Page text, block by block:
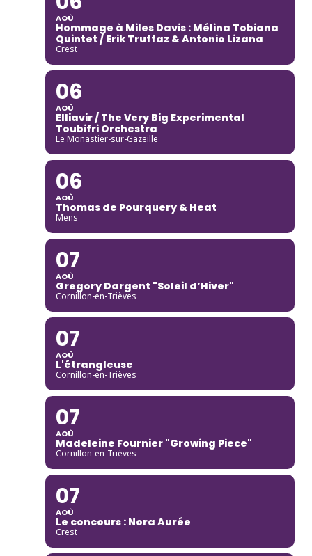
AOÛ
Hommage à Miles Davis : Mélina Tobiana
Quintet / Erik Truffaz & Antonio Lizana
Crest
06
AOÛ
Elliavir / The Very Big Experimental
Toubifri Orchestra
Le Monastier-sur-Gazeille
06
AOÛ
Thomas de Pourquery & Heat
Mens
07
AOÛ
Gregory Dargent "Soleil d’Hiver"
Cornillon-en-Trièves
07
AOÛ
L'étrangleuse
Cornillon-en-Trièves
07
AOÛ
Madeleine Fournier "Growing Piece"
Cornillon-en-Trièves
07
AOÛ
Le concours : Nora Aurée
Crest